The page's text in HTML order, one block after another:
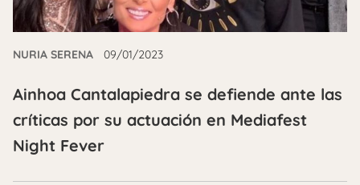
NURIA SERENA 09/01/2023
Ainhoa Cantalapiedra se defiende ante las
críticas por su actuación en Mediafest
Night Fever